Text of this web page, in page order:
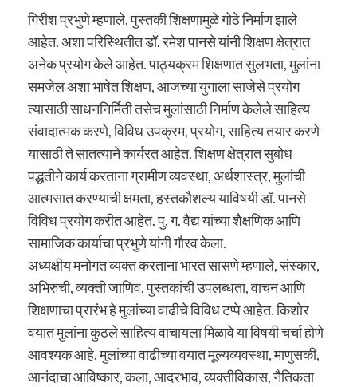
गिरीश प्रभुणे म्हणाले, पुस्तकी शिक्षणामुळे गोठे निर्माण झाले
आहेत. अशा परिस्थितीत डॉ. रमेश पानसे यांनी शिक्षण क्षेत्रात
अनेक प्रयोग केले आहेत. पाठ्यक्रम शिक्षणात सुलभता, मुलांना
समजेल अशा भाषेत शिक्षण, आजच्या युगाला साजेसे प्रयोग
त्यासाठी साधननिर्मिती तसेच मुलांसाठी निर्माण केलेले साहित्य
संवादात्मक करणे, विविध उपक्रम, प्रयोग, साहित्य तयार करणे
यासाठी ते सातत्याने कार्यरत आहेत. शिक्षण क्षेत्रात सुबोध
पद्धतीने कार्य करताना ग्रामीण व्यवस्था, अर्थशास्त्र, मुलांची
आत्मसात करण्याची क्षमता, हस्तकौशल्य याविषयी डॉ. पानसे
विविध प्रयोग करीत आहेत. पु. ग. वैद्य यांच्या शैक्षणिक आणि
सामाजिक कार्याचा प्रभुणे यांनी गौरव केला.
अध्यक्षीय मनोगत व्यक्त करताना भारत सासणे म्हणाले, संस्कार,
अभिरुची, व्यक्ती जाणिव, पुस्तकांची उपलब्धता, वाचन आणि
शिक्षणाचा प्रारंभ हे मुलांच्या वाढीचे विविध टप्पे आहेत. किशोर
वयात मुलांना कुठले साहित्य वाचायला मिळावे या विषयी चर्चा होणे
आवश्यक आहे. मुलांच्या वाढीच्या वयात मूल्यव्यवस्था, माणुसकी,
आनंदाचा आविष्कार, कला, आदरभाव, व्यक्तीविकास, नैतिकता